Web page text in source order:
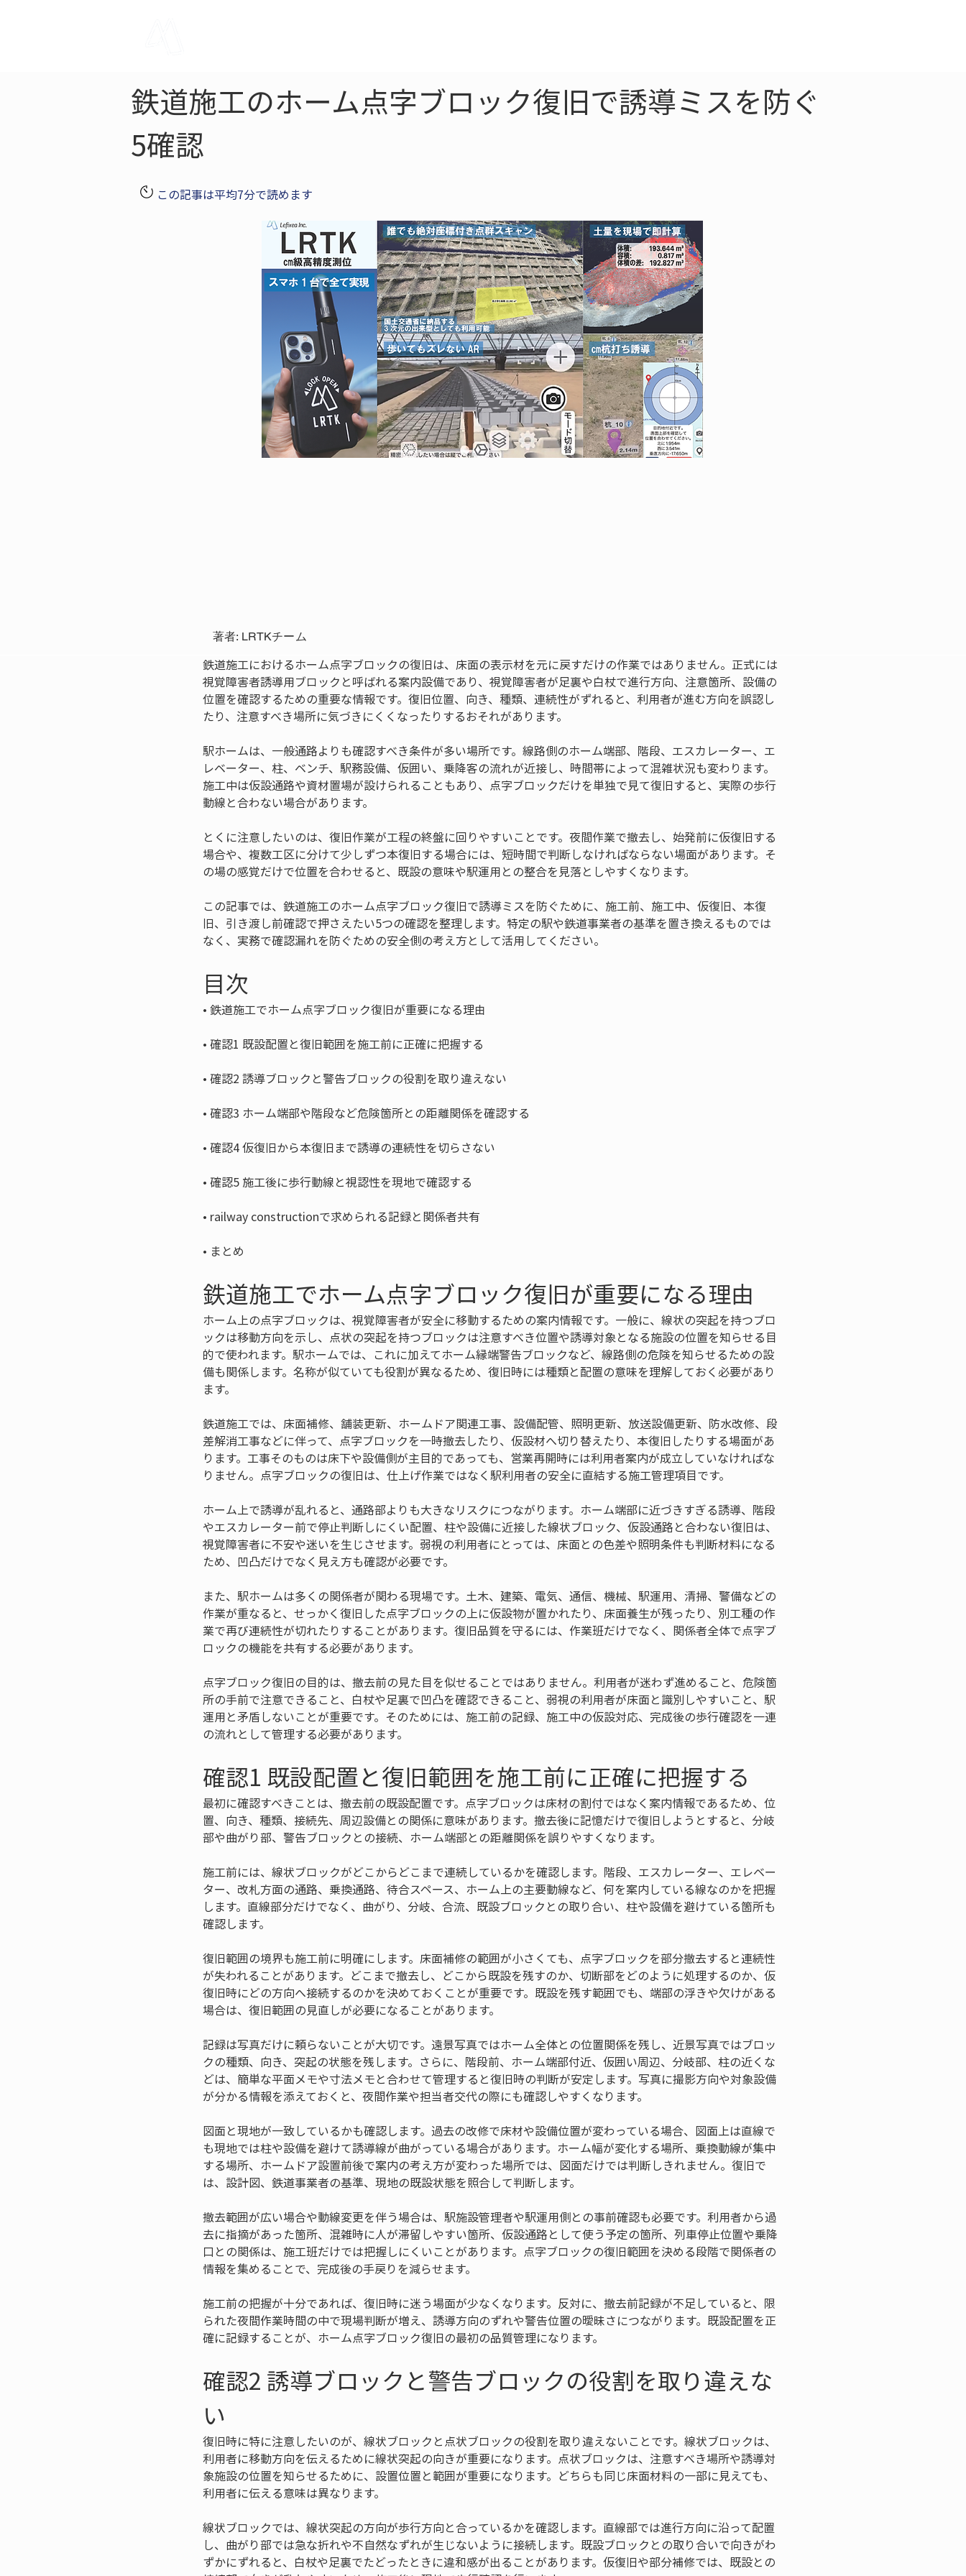
鉄道施工のホーム点字ブロック復旧で誘導ミスを防ぐ
5確認
この記事は平均7分で読めます
著者: LRTKチーム
鉄道施工におけるホーム点字ブロックの復旧は、床面の表示材を元に戻すだけの作業ではありません。正式には
視覚障害者誘導用ブロックと呼ばれる案内設備であり、視覚障害者が足裏や白杖で進行方向、注意箇所、設備の
位置を確認するための重要な情報です。復旧位置、向き、種類、連続性がずれると、利用者が進む方向を誤認し
たり、注意すべき場所に気づきにくくなったりするおそれがあります。
駅ホームは、一般通路よりも確認すべき条件が多い場所です。線路側のホーム端部、階段、エスカレーター、エ
レベーター、柱、ベンチ、駅務設備、仮囲い、乗降客の流れが近接し、時間帯によって混雑状況も変わります。
施工中は仮設通路や資材置場が設けられることもあり、点字ブロックだけを単独で見て復旧すると、実際の歩行
動線と合わない場合があります。
とくに注意したいのは、復旧作業が工程の終盤に回りやすいことです。夜間作業で撤去し、始発前に仮復旧する
場合や、複数工区に分けて少しずつ本復旧する場合には、短時間で判断しなければならない場面があります。そ
の場の感覚だけで位置を合わせると、既設の意味や駅運用との整合を見落としやすくなります。
この記事では、鉄道施工のホーム点字ブロック復旧で誘導ミスを防ぐために、施工前、施工中、仮復旧、本復
旧、引き渡し前確認で押さえたい5つの確認を整理します。特定の駅や鉄道事業者の基準を置き換えるものでは
なく、実務で確認漏れを防ぐための安全側の考え方として活用してください。
目次
•
•
•
•
•
•
•
• まとめ
鉄道施工でホーム点字ブロック復旧が重要になる理由
ホーム上の点字ブロックは、視覚障害者が安全に移動するための案内情報です。一般に、線状の突起を持つブロ
ックは移動方向を示し、点状の突起を持つブロックは注意すべき位置や誘導対象となる施設の位置を知らせる目
的で使われます。駅ホームでは、これに加えてホーム縁端警告ブロックなど、線路側の危険を知らせるための設
備も関係します。名称が似ていても役割が異なるため、復旧時には種類と配置の意味を理解しておく必要があり
ます。
鉄道施工では、床面補修、舗装更新、ホームドア関連工事、設備配管、照明更新、放送設備更新、防水改修、段
差解消工事などに伴って、点字ブロックを一時撤去したり、仮設材へ切り替えたり、本復旧したりする場面があ
ります。工事そのものは床下や設備側が主目的であっても、営業再開時には利用者案内が成立していなければな
りません。点字ブロックの復旧は、仕上げ作業ではなく駅利用者の安全に直結する施工管理項目です。
ホーム上で誘導が乱れると、通路部よりも大きなリスクにつながります。ホーム端部に近づきすぎる誘導、階段
やエスカレーター前で停止判断しにくい配置、柱や設備に近接した線状ブロック、仮設通路と合わない復旧は、
視覚障害者に不安や迷いを生じさせます。弱視の利用者にとっては、床面との色差や照明条件も判断材料になる
ため、凹凸だけでなく見え方も確認が必要です。
また、駅ホームは多くの関係者が関わる現場です。土木、建築、電気、通信、機械、駅運用、清掃、警備などの
作業が重なると、せっかく復旧した点字ブロックの上に仮設物が置かれたり、床面養生が残ったり、別工種の作
業で再び連続性が切れたりすることがあります。復旧品質を守るには、作業班だけでなく、関係者全体で点字ブ
ロックの機能を共有する必要があります。
点字ブロック復旧の目的は、撤去前の見た目を似せることではありません。利用者が迷わず進めること、危険箇
所の手前で注意できること、白杖や足裏で凹凸を確認できること、弱視の利用者が床面と識別しやすいこと、駅
運用と矛盾しないことが重要です。そのためには、施工前の記録、施工中の仮設対応、完成後の歩行確認を一連
の流れとして管理する必要があります。
確認1 既設配置と復旧範囲を施工前に正確に把握する
最初に確認すべきことは、撤去前の既設配置です。点字ブロックは床材の割付ではなく案内情報であるため、位
置、向き、種類、接続先、周辺設備との関係に意味があります。撤去後に記憶だけで復旧しようとすると、分岐
部や曲がり部、警告ブロックとの接続、ホーム端部との距離関係を誤りやすくなります。
施工前には、線状ブロックがどこからどこまで連続しているかを確認します。階段、エスカレーター、エレベー
ター、改札方面の通路、乗換通路、待合スペース、ホーム上の主要動線など、何を案内している線なのかを把握
します。直線部分だけでなく、曲がり、分岐、合流、既設ブロックとの取り合い、柱や設備を避けている箇所も
確認します。
復旧範囲の境界も施工前に明確にします。床面補修の範囲が小さくても、点字ブロックを部分撤去すると連続性
が失われることがあります。どこまで撤去し、どこから既設を残すのか、切断部をどのように処理するのか、仮
復旧時にどの方向へ接続するのかを決めておくことが重要です。既設を残す範囲でも、端部の浮きや欠けがある
場合は、復旧範囲の見直しが必要になることがあります。
記録は写真だけに頼らないことが大切です。遠景写真ではホーム全体との位置関係を残し、近景写真ではブロッ
クの種類、向き、突起の状態を残します。さらに、階段前、ホーム端部付近、仮囲い周辺、分岐部、柱の近くな
どは、簡単な平面メモや寸法メモと合わせて管理すると復旧時の判断が安定します。写真に撮影方向や対象設備
が分かる情報を添えておくと、夜間作業や担当者交代の際にも確認しやすくなります。
図面と現地が一致しているかも確認します。過去の改修で床材や設備位置が変わっている場合、図面上は直線で
も現地では柱や設備を避けて誘導線が曲がっている場合があります。ホーム幅が変化する場所、乗換動線が集中
する場所、ホームドア設置前後で案内の考え方が変わった場所では、図面だけでは判断しきれません。復旧で
は、設計図、鉄道事業者の基準、現地の既設状態を照合して判断します。
撤去範囲が広い場合や動線変更を伴う場合は、駅施設管理者や駅運用側との事前確認も必要です。利用者から過
去に指摘があった箇所、混雑時に人が滞留しやすい箇所、仮設通路として使う予定の箇所、列車停止位置や乗降
口との関係は、施工班だけでは把握しにくいことがあります。点字ブロックの復旧範囲を決める段階で関係者の
情報を集めることで、完成後の手戻りを減らせます。
施工前の把握が十分であれば、復旧時に迷う場面が少なくなります。反対に、撤去前記録が不足していると、限
られた夜間作業時間の中で現場判断が増え、誘導方向のずれや警告位置の曖昧さにつながります。既設配置を正
確に記録することが、ホーム点字ブロック復旧の最初の品質管理になります。
確認2 誘導ブロックと警告ブロックの役割を取り違えな
い
復旧時に特に注意したいのが、線状ブロックと点状ブロックの役割を取り違えないことです。線状ブロックは、
利用者に移動方向を伝えるために線状突起の向きが重要になります。点状ブロックは、注意すべき場所や誘導対
象施設の位置を知らせるために、設置位置と範囲が重要になります。どちらも同じ床面材料の一部に見えても、
利用者に伝える意味は異なります。
線状ブロックでは、線状突起の方向が歩行方向と合っているかを確認します。直線部では進行方向に沿って配置
し、曲がり部では急な折れや不自然なずれが生じないように接続します。既設ブロックとの取り合いで向きがわ
ずかにずれると、白杖や足裏でたどったときに違和感が出ることがあります。仮復旧や部分補修では、既設との